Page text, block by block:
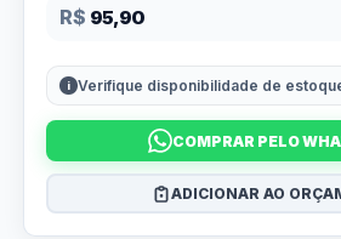
R$ 95,90
Verifique disponibilidade de
COMPRAR PELO
ADICIONAR AO